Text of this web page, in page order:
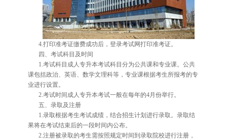
4.打印准考证缴费成功后，登录考试网打印准考证。
四、考试科目及时间
1.考试科目成人专升本考试科目分为公共课和专业课。公共
课包括政治、英语、数学文理科等，专业课根据考生所报考的专
业进行设置。
2.考试时间成人专升本考试一般在每年的4月份举行。
五、录取及注册
1.录取根据考生考试成绩，结合招生计划进行录取。录取结
果将在考试结束后的一段时间内公布。
2.注册被录取的考生需按照规定时间到录取院校进行注册，